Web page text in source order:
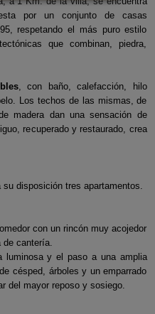
por un conjunto de casas
respetando el más puro estilo
que combinan, piedra,
, con baño, calefacción, hilo
Los techos de las mismas, de
madera dan una sensación de
recuperado y restaurado, crea
disposición tres apartamentos.
con un rincón muy acojedor
de cantería.
luminosa y el paso a una amplia
césped, árboles y un emparrado
del mayor reposo y sosiego.